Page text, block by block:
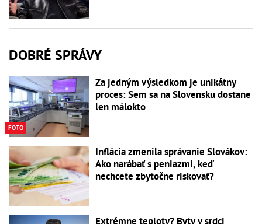
DOBRÉ SPRÁVY
FOTO
Za jedným výsledkom je unikátny
proces: Sem sa na Slovensku dostane
len málokto
Inflácia zmenila správanie Slovákov:
Ako narábať s peniazmi, keď
nechcete zbytočne riskovať?
Extrémne teploty? Byty v srdci